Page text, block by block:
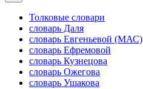
Толковые словари
словарь Даля
словарь Евгеньевой (МАС)
словарь Ефремовой
словарь Кузнецова
словарь Ожегова
словарь Ушакова